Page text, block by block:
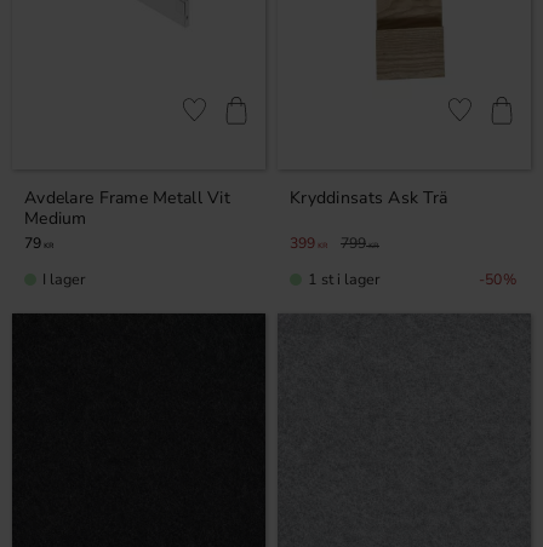
Avdelare Frame Metall Vit
Medium
79 KR
Lägg till i favoriter
I lager
Kryddinsats Ask Trä
399 KR 799KR
50%
Lägg till i
1 st i lager